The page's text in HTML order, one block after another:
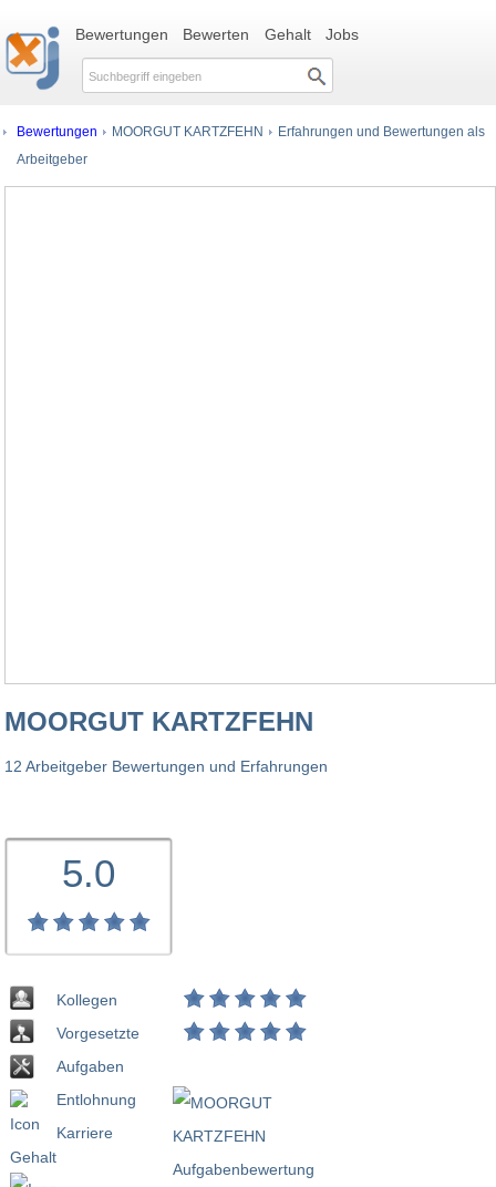
Bewertungen Bewerten Gehalt Jobs
Bewertungen MOORGUT KARTZFEHN Erfahrungen und Bewertungen als
Arbeitgeber
MOORGUT KARTZFEHN
12 Arbeitgeber Bewertungen und Erfahrungen
5.0
Kollegen
Vorgesetzte
Aufgaben
Entlohnung
Karriere